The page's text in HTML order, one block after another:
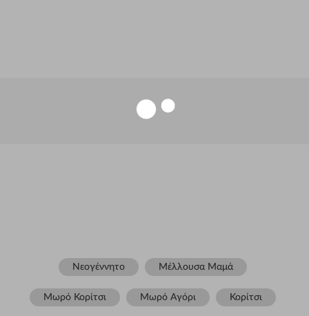
Νεογέννητο Μέλλουσα Μαμά
Μωρό Κορίτσι Μωρό Αγόρι Κορίτσι